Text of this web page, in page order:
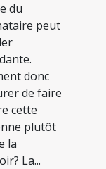
du
peut
donc
de faire
cette
plutôt
la
La...